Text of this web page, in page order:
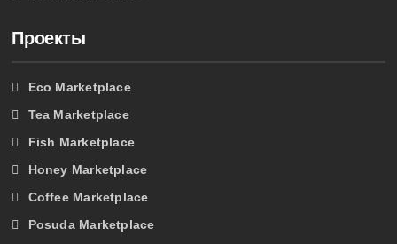
Проекты
Eco Marketplace
Tea Marketplace
Fish Marketplace
Honey Marketplace
Coffee Marketplace
Posuda Marketplace